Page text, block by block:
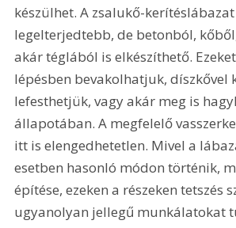
készülhet. A zsalukő-kerítéslábazat
legelterjedtebb, de betonból,
akár téglából is elkészíthető.
lépésben bevakolhatjuk, díszkővel
lefesthetjük, vagy akár meg is
állapotában. A megfelelő
itt is elengedhetetlen. Mivel a
esetben hasonló módon történik,
építése, ezeken a részeken tetszés
ugyanolyan jellegű munkálatokat